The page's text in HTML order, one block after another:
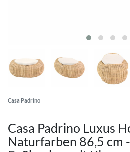
Casa Padrino
Casa Padrino Luxus
Naturfarben 86,5 cm